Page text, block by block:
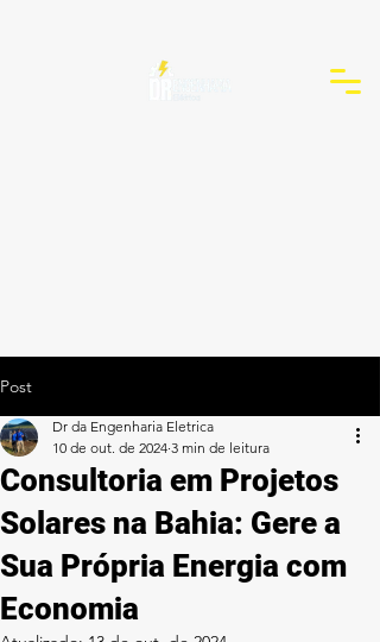
Post
Consultoria em Projetos
Solares na Bahia: Gere a
Sua Própria Energia com
Economia
Dr da Engenharia Eletrica
10 de out. de 2024 3 min de leitura